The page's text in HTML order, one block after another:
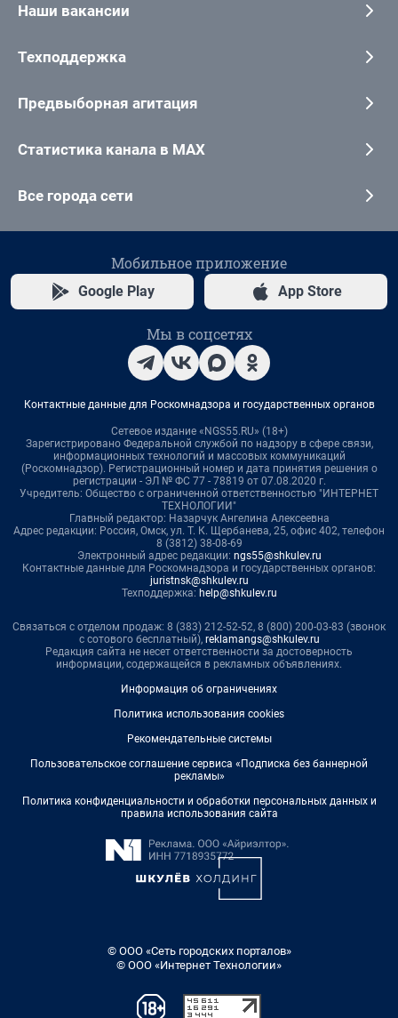
Наши вакансии
Техподдержка
Предвыборная агитация
Статистика канала в MAX
Все города сети
Мобильное приложение
Google Play App Store
Мы в соцсетях
Контактные данные для Роскомнадзора и государственных органов
Сетевое издание «NGS55.RU» (18+)
Зарегистрировано Федеральной службой по надзору в сфере связи,
информационных технологий и массовых коммуникаций
(Роскомнадзор). Регистрационный номер и дата принятия решения о
регистрации - ЭЛ № ФС 77 - 78819 от 07.08.2020 г.
Учредитель: Общество с ограниченной ответственностью "ИНТЕРНЕТ
ТЕХНОЛОГИИ"
Главный редактор: Назарчук Ангелина Алексеевна
Адрес редакции: Россия, Омск, ул. Т. К. Щербанева, 25, офис 402, телефон
8 (3812) 38-08-69
Электронный адрес редакции: ngs55@shkulev.ru
Контактные данные для Роскомнадзора и государственных органов:
juristnsk@shkulev.ru
Техподдержка: help@shkulev.ru
Связаться с отделом продаж: 8 (383) 212-52-52, 8 (800) 200-03-83 (звонок
с сотового бесплатный), reklamangs@shkulev.ru
Редакция сайта не несет ответственности за достоверность
информации, содержащейся в рекламных объявлениях.
Информация об ограничениях
Политика использования cookies
Рекомендательные системы
Пользовательское соглашение сервиса «Подписка без баннерной
рекламы»
Политика конфиденциальности и обработки персональных данных и
правила использования сайта
© ООО «Сеть городских порталов»
© ООО «Интернет Технологии»